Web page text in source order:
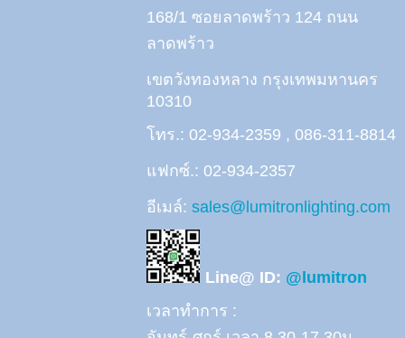
168/1 ซอยลาดพร้าว 124 ถนน
ลาดพร้าว
เขตวังทองหลาง กรุงเทพมหานคร
10310
โทร.: 02-934-2359 , 086-311-8814
แฟกซ์.: 02-934-2357
อีเมล์: sales@lumitronlighting.com
Line@ ID: @lumitron
เวลาทำการ :